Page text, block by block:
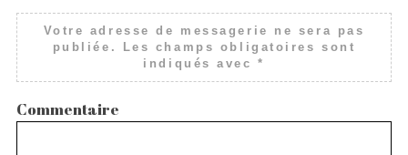
Votre adresse de messagerie ne sera pas
publiée.
Les champs obligatoires sont
indiqués avec*
Commentaire